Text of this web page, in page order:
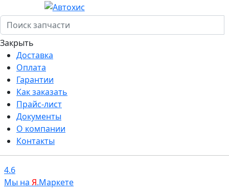
Закрыть
Доставка
Оплата
Гарантии
Как заказать
Прайс-лист
Документы
О компании
Контакты
4.6
Мы на Я.Маркете